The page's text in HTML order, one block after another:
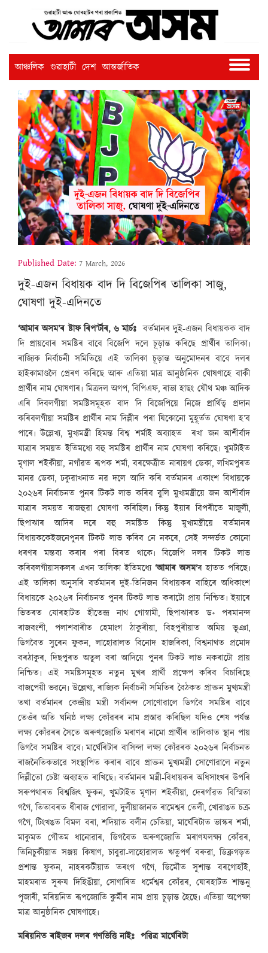
আঞ্চলিক গুৱাহাটী দেশ আন্তৰ্জাতিক
Published Date: 7 March, 2026
দুই-এজন বিধায়ক বাদ দি বিজেপিৰ তালিকা সাজু,
ঘোষণা দুই-এদিনতে
‘আমাৰ অসম’ৰ ষ্টাফ ৰিপ’ৰ্টাৰ, ৬ মাৰ্চঃ বৰ্তমানৰ দুই-এজন বিধায়কক বাদ
দি প্ৰায়বোৰ সমষ্টিৰ বাবে বিজেপি দলে চূড়ান্ত কৰিছে প্ৰাৰ্থীৰ তালিকা৷
ৰাজ্যিক নিৰ্বাচনী সমিতিয়ে এই তালিকা চূড়ান্ত অনুমোদনৰ বাবে দলৰ
হাইকামাণ্ডলৈ প্ৰেৰণ কৰিছে আৰু এতিয়া মাত্ৰ আনুষ্ঠানিক ঘোষণাহে বাকী
প্ৰাৰ্থীৰ নাম ঘোষণাৰ৷ মিত্ৰদল অগপ, বিপিএফ, ৰাভা হাছং যৌথ মঞ্চ আদিক
এৰি দিবলগীয়া সমষ্টিসমূহক বাদ দি বিজেপিয়ে নিজে প্ৰাৰ্থিত্ব প্ৰদান
কৰিবলগীয়া সমষ্টিৰ প্ৰাৰ্থীৰ নাম দিল্লীৰ পৰা যিকোনো মুহূৰ্তত ঘোষণা হ’ব
পাৰে৷ উল্লেখ্য, মুখ্যমন্ত্ৰী হিমন্ত বিশ্ব শৰ্মাই অব্যাহত ৰখা জন আশীৰ্বাদ
যাত্ৰাৰ সময়ত ইতিমধ্যে বহু সমষ্টিৰ প্ৰাৰ্থীৰ নাম ঘোষণা কৰিছে৷ খুমটাইত
মৃণাল শইকীয়া, নগাঁৱত ৰূপক শৰ্মা, বৰক্ষেত্ৰীত নাৰায়ণ ডেকা, লখিমপুৰত
মানৱ ডেকা, ঢকুৱাখনাত নৱ দলে আদি কৰি বৰ্তমানৰ একাংশ বিধায়কে
২০২৬ৰ নিৰ্বাচনত পুনৰ টিকট লাভ কৰিব বুলি মুখ্যমন্ত্ৰীয়ে জন আশীৰ্বাদ
যাত্ৰাৰ সময়ত ৰাজহুৱা ঘোষণা কৰিছিল৷ কিন্তু ইয়াৰ বিপৰীতে মাজুলী,
ছিপাঝাৰ আদিৰ দৰে বহু সমষ্টিত কিন্তু মুখ্যমন্ত্ৰীয়ে বৰ্তমানৰ
বিধায়ককেইজনেপুনৰ টিকট লাভ কৰিব নে নকৰে, সেই সন্দৰ্ভত কোনো
ধৰণৰ মন্তব্য কৰাৰ পৰা বিৰত থাকে৷ বিজেপি দলৰ টিকট লাভ
কৰিবলগীয়াসকলৰ এখন তালিকা ইতিমধ্যে‘আমাৰ অসম’ৰ হাতত পৰিছে৷
এই তালিকা অনুসৰি বৰ্তমানৰ দুই-তিনিজন বিধায়কৰ বাহিৰে অধিকাংশ
বিধায়কে ২০২৬ৰ নিৰ্বাচনত পুনৰ টিকট লাভ কৰাটো প্ৰায় নিশ্চিত৷ ইয়াৰে
ভিতৰত যোৰহাটত হীতেন্দ্ৰ নাথ গোস্বামী, ছিপাঝাৰত ড॰ পৰমানন্দ
ৰাজবংশী, পলাশবাৰীত হেমাংগ ঠাকুৰীয়া, বিহপুৰীয়াত অমিয় ভূঞা,
ডিগবৈত সুৰেন ফুকন, লাহোৱালত বিনোদ হাজৰিকা, বিশ্বনাথত প্ৰমোদ
বৰঠাকুৰ, দিছপুৰত অতুল বৰা আদিয়ে পুনৰ টিকট লাভ নকৰাটো প্ৰায়
নিশ্চিত৷ এই সমষ্টিসমূহত নতুন মুখৰ প্ৰাৰ্থী প্ৰক্ষেপ কৰিব বিচাৰিছে
বাজপেয়ী ভৱনে৷ উল্লেখ্য, ৰাজ্যিক নিৰ্বাচনী সমিতিৰ বৈঠকত প্ৰাক্তন মুখ্যমন্ত্ৰী
তথা বৰ্তমানৰ কেন্দ্ৰীয় মন্ত্ৰী সৰ্বানন্দ সোণোৱালে ডিগবৈ সমষ্টিৰ বাবে
তেওঁৰ অতি ঘনিষ্ঠ লক্ষ্য কোঁৱৰৰ নাম প্ৰস্তাৱ কৰিছিল যদিও শেষ পৰ্যন্ত
লক্ষ্য কোঁৱৰৰ সৈতে অৰুণজ্যোতি মৰাণৰ নামো প্ৰাৰ্থীৰ তালিকাত স্থান পায়
ডিগবৈ সমষ্টিৰ বাবে৷ মাৰ্ঘেৰিটাৰ বাসিন্দা লক্ষ্য কোঁৱৰক ২০২৬ৰ নিৰ্বাচনত
ৰাজনৈতিকভাৱে সংস্থাপিত কৰাৰ বাবে প্ৰাক্তন মুখ্যমন্ত্ৰী সোণোৱালে নতুন
দিল্লীতো চেষ্টা অব্যাহত ৰাখিছে৷ বৰ্তমানৰ মন্ত্ৰী-বিধায়কৰ অধিসাংখৰ উপৰি
সৰুপথাৰত বিশ্বজিৎ ফুকন, খুমটাইত মৃণাল শইকীয়া, দেৰগাঁৱত বিস্মিতা
গগৈ, তিতাবৰত ধীৰাজ গোৱালা, দুলীয়াজানত ৰামেশ্বৰ তেলী, খোৱাঙত চক্ৰ
গগৈ, টিংখঙত বিমল বৰা, শদিয়াত বলীন চেতিয়া, মাৰ্ঘেৰিটাত ভাস্কৰ শৰ্মা,
মাকুমত গৌতম ধানোৱাৰ, ডিগবৈত অৰুণজ্যোতি মৰাণযলক্ষ্য কোঁৱৰ,
তিনিচুকীয়াত সঞ্জয় কিষাণ, চাবুৱা-লাহোৱালত ঋতুপৰ্ণ বৰুৱা, ডিব্ৰুগড়ত
প্ৰশান্ত ফুকন, নাহৰকটীয়াত তৰংগ গগৈ, ডিমৌত সুশান্ত বৰগোহাঁই,
মাহমৰাত সুৰুয দিহিঙীয়া, সোণাৰিত ধৰ্মেশ্বৰ কোঁৱৰ, যোৰহাটত শান্তনু
পূজাৰী, মৰিয়নিত ৰূপজ্যোতি কুৰ্মীৰ নাম প্ৰায় চূড়ান্ত হৈছে৷ এতিয়া অপেক্ষা
মাত্ৰ আনুষ্ঠানিক ঘোষণাহে৷
মৰিয়নিত ৰাইজৰ দলৰ গণভিত্তি নাইঃ পৱিত্ৰ মাৰ্ঘেৰিটা